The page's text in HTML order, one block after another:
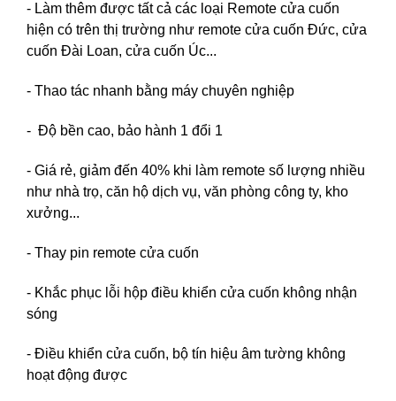
- Làm thêm được tất cả các loại Remote cửa cuốn
hiện có trên thị trường như remote cửa cuốn Đức, cửa
cuốn Đài Loan, cửa cuốn Úc...
- Thao tác nhanh bằng máy chuyên nghiệp
- Độ bền cao, bảo hành 1 đổi 1
- Giá rẻ, giảm đến 40% khi làm remote số lượng nhiều
như nhà trọ, căn hộ dịch vụ, văn phòng công ty, kho
xưởng...
- Thay pin remote cửa cuốn
- Khắc phục lỗi hộp điều khiển cửa cuốn không nhận
sóng
- Điều khiển cửa cuốn, bộ tín hiệu âm tường không
hoạt động được